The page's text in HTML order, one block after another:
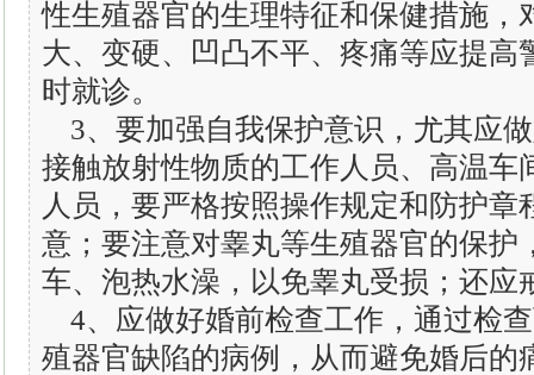
性生殖器官的生理特征和保健措施，
大、变硬、凹凸不平、疼痛等应提高
时就诊。
3、要加强自我保护意识，尤其应
接触放射性物质的工作人员、高温车
人员，要严格按照操作规定和防护章
意；要注意对睾丸等生殖器官的保护
车、泡热水澡，以免睾丸受损；还应
4、应做好婚前检查工作，通过检
殖器官缺陷的病例，从而避免婚后的